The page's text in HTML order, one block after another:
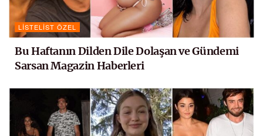
LISTELIST ÖZEL
Bu Haftanın Dilden Dile Dolaşan ve Gündemi
Sarsan Magazin Haberleri